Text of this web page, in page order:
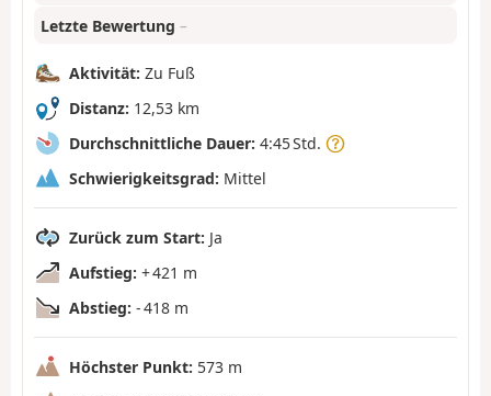
Letzte Bewertung –
Aktivität: Zu Fuß
Distanz: 12,53 km
Durchschnittliche Dauer: 4:45 Std.
Schwierigkeitsgrad: Mittel
Zurück zum Start: Ja
Aufstieg: + 421 m
Abstieg: - 418 m
Höchster Punkt: 573 m